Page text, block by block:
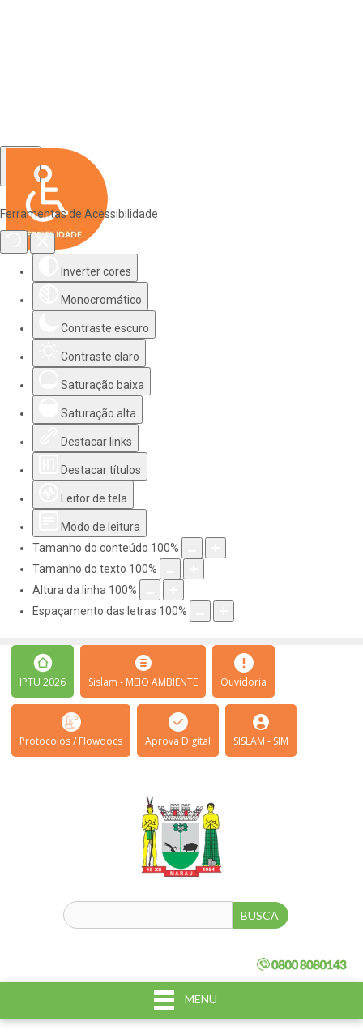
Ferramentas de Acessibilidade
Inverter cores
Monocromático
Contraste escuro
Contraste claro
Saturação baixa
Saturação alta
Destacar links
Destacar títulos
Leitor de tela
Modo de leitura
Tamanho do conteúdo 100%
Tamanho do texto 100%
Altura da linha 100%
Espaçamento das letras 100%
IPTU 2026 Sislam - MEIO AMBIENTE Ouvidoria
Protocolos / Flowdocs Aprova Digital SISLAM - SIM
MENU